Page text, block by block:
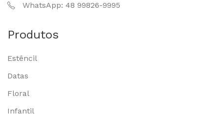
WhatsApp: 48 99826-9995
Produtos
Estêncil
Datas
Floral
Infantil